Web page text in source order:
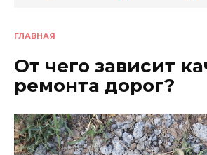
ГЛАВНАЯ
От чего зависит
ремонта дорог?